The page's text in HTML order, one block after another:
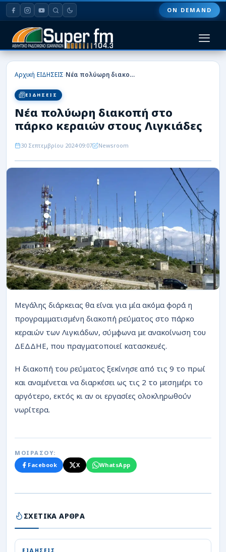
ON DEMAND
HOME
ΠΟΔΟΣΦΑΙΡΟ
ΜΠΑΣΚΕΤ
ΑΡΘΡΟΓΡΑΦΙΕΣ
ΡΟΗ
Αρχική›ΕΙΔΗΣΕΙΣ› Νέα πολύωρη διακοπή στο πάρκο κεραιών στους Λιγκιάδες
ΕΙΔΗΣΕΙΣ
Νέα πολύωρη διακοπή στο
πάρκο κεραιών στους Λιγκιάδες
30 Σεπτεμβρίου 2024 09:07 Newsroom
Μεγάλης διάρκειας θα είναι για μία ακόμα φορά η
προγραμματισμένη διακοπή ρεύματος στο πάρκο
κεραιών των Λιγκιάδων, σύμφωνα με ανακοίνωση του
ΔΕΔΔΗΕ, που πραγματοποιεί κατασκευές.
Η διακοπή του ρεύματος ξεκίνησε από τις 9 το πρωί
και αναμένεται να διαρκέσει ως τις 2 το μεσημέρι το
αργότερο, εκτός κι αν οι εργασίες ολοκληρωθούν
νωρίτερα.
ΜΟΙΡΑΣΟΥ:
Facebook
X WhatsApp
ΣΧΕΤΙΚΑ ΑΡΘΡΑ
ΕΙΔΗΣΕΙΣ